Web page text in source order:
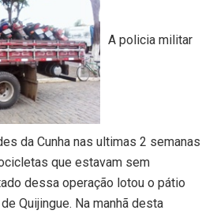
A policia militar
da Cunha nas ultimas 2 semanas
que estavam sem
dessa operação lotou o pátio
Quijingue. Na manhã desta